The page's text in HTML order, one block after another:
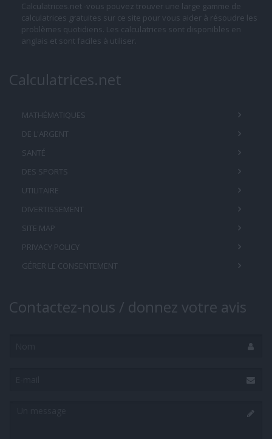
Calculatrices.net -vous pouvez trouver une large gamme de
calculatrices gratuites sur ce site pour vous aider à résoudre les
problèmes quotidiens. Les calculatrices sont disponibles en
anglais et sont faciles à utiliser.
Calculatrices.net
MATHÉMATIQUES
DE L'ARGENT
SANTÉ
DES SPORTS
UTILITAIRE
DIVERTISSEMENT
SITE MAP
PRIVACY POLICY
GÉRER LE CONSENTEMENT
Contactez-nous / donnez votre avis